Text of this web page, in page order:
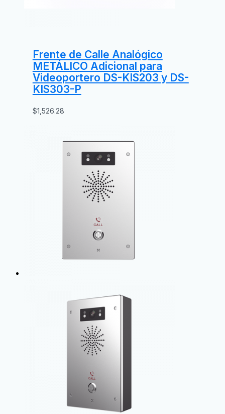
Frente de Calle Analógico
METÁLICO Adicional para
Videoportero DS-KIS203 y DS-
KIS303-P
$1,526.28